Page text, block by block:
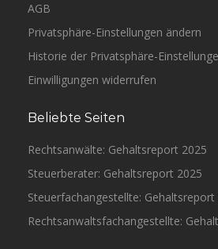
AGB
Privatsphäre-Einstellungen ändern
Historie der Privatsphäre-
Einwilligungen widerrufen
Beliebte Seiten
Rechtsanwälte: Gehaltsreport 2025
Steuerberater: Gehaltsreport 2025
Steuerfachangestellte: Gehaltsreport
Rechtsanwaltsfachangestellte: